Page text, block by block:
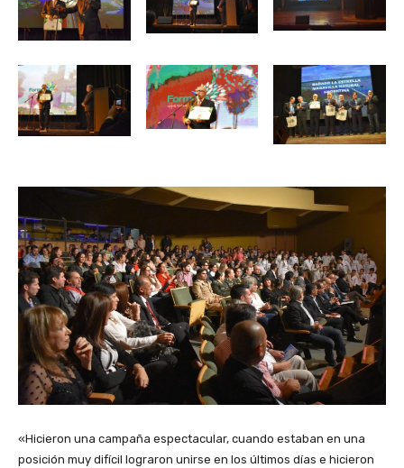
«Hicieron una campaña espectacular, cuando estaban en una
posición muy difícil lograron unirse en los últimos días e hicieron